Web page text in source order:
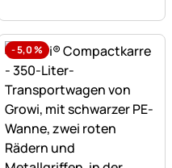
-5,0%